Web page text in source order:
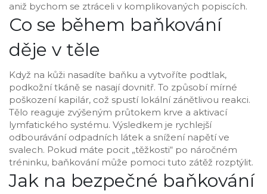
aniž bychom se ztráceli v komplikovaných popiscích.
Co se během baňkování
děje v těle
Když na kůži nasadíte baňku a vytvoříte podtlak,
podkožní tkáně se nasají dovnitř. To způsobí mírné
poškození kapilár, což spustí lokální zánětlivou reakci.
Tělo reaguje zvýšeným průtokem krve a aktivací
lymfatického systému. Výsledkem je rychlejší
odbourávání odpadních látek a snížení napětí ve
svalech. Pokud máte pocit „těžkosti“ po náročném
tréninku, baňkování může pomoci tuto zátěž rozptýlit.
Jak na bezpečné baňkování